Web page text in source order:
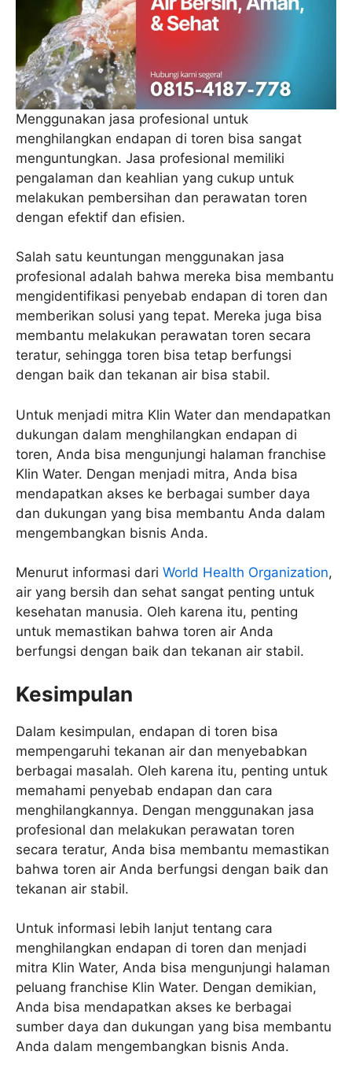
Menggunakan jasa profesional untuk
menghilangkan endapan di toren bisa sangat
menguntungkan. Jasa profesional memiliki
pengalaman dan keahlian yang cukup untuk
melakukan pembersihan dan perawatan toren
dengan efektif dan efisien.
Salah satu keuntungan menggunakan jasa
profesional adalah bahwa mereka bisa membantu
mengidentifikasi penyebab endapan di toren dan
memberikan solusi yang tepat. Mereka juga bisa
membantu melakukan perawatan toren secara
teratur, sehingga toren bisa tetap berfungsi
dengan baik dan tekanan air bisa stabil.
Untuk menjadi mitra Klin Water dan mendapatkan
dukungan dalam menghilangkan endapan di
toren, Anda bisa mengunjungi halaman franchise
Klin Water. Dengan menjadi mitra, Anda bisa
mendapatkan akses ke berbagai sumber daya
dan dukungan yang bisa membantu Anda dalam
mengembangkan bisnis Anda.
Menurut informasi dari World Health Organization,
air yang bersih dan sehat sangat penting untuk
kesehatan manusia. Oleh karena itu, penting
untuk memastikan bahwa toren air Anda
berfungsi dengan baik dan tekanan air stabil.
Kesimpulan
Dalam kesimpulan, endapan di toren bisa
mempengaruhi tekanan air dan menyebabkan
berbagai masalah. Oleh karena itu, penting untuk
memahami penyebab endapan dan cara
menghilangkannya. Dengan menggunakan jasa
profesional dan melakukan perawatan toren
secara teratur, Anda bisa membantu memastikan
bahwa toren air Anda berfungsi dengan baik dan
tekanan air stabil.
Untuk informasi lebih lanjut tentang cara
menghilangkan endapan di toren dan menjadi
mitra Klin Water, Anda bisa mengunjungi halaman
peluang franchise Klin Water. Dengan demikian,
Anda bisa mendapatkan akses ke berbagai
sumber daya dan dukungan yang bisa membantu
Anda dalam mengembangkan bisnis Anda.